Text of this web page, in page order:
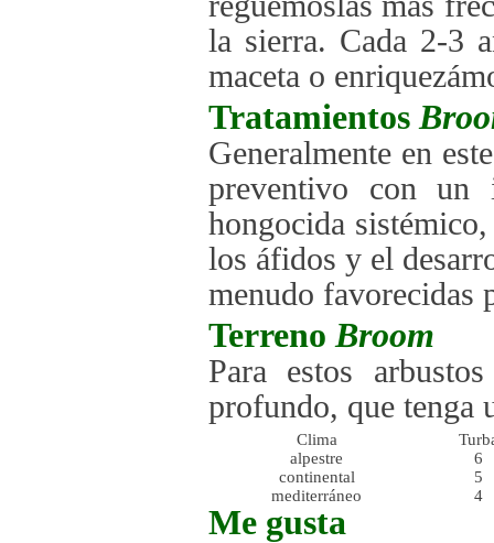
la sierra. Cada 2-3
maceta o
Tratamientos
Generalmente en
preventivo con un
hongocida
los áfidos y el
menudo favorecidas
TerrenoBroom
Para estos
profundo, que tenga
Clima
alpestre
6
continental
5
mediterráneo
4
Me gusta